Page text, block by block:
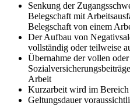
Senkung der
Belegschaft mit
Belegschaft von einem
Der Aufbau von
vollständig oder teilweise
Übernahme der vollen
Arbeit
Kurzarbeit wird im Bereich
Geltungsdauer